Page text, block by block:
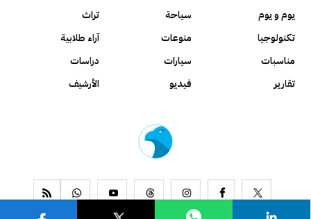
يوم و يوم
سياحة
تراث
تكنولوجيا
منوعات
آراء طلابية
مناسبات
سيارات
دراسات
تقارير
فيديو الأرشيف